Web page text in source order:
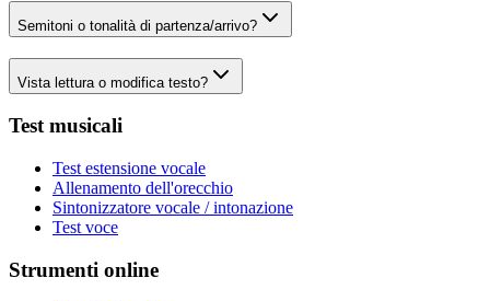
Semitoni o tonalità di partenza/arrivo?
Vista lettura o modifica testo?
Test musicali
Test estensione vocale
Allenamento dell'orecchio
Sintonizzatore vocale / intonazione
Test voce
Strumenti online